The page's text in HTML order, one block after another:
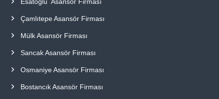
Çamlıtepe Asansör Firması
Mülk Asansör Firması
Sancak Asansör Firması
Osmaniye Asansör Firması
Bostancık Asansör Firması